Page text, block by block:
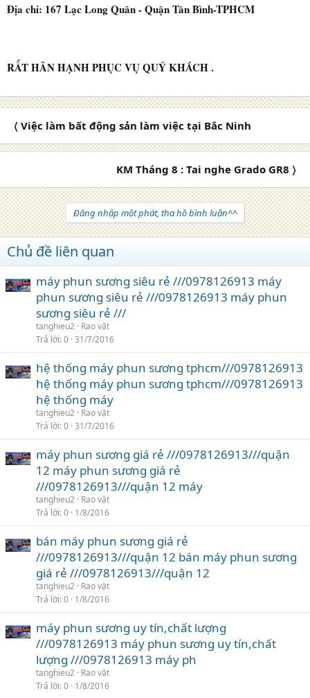
Địa chỉ: 167 Lạc Long Quân - Quận Tân Bình-TPHCM
RẤT HÂN HẠNH PHỤC VỤ QUÝ KHÁCH .
〈 Việc làm bất động sản làm việc tại Bắc Ninh
KM Tháng 8 : Tai nghe Grado GR8 〉
Đăng nhập một phát, tha hồ bình luận^^
Chủ đề liên quan
máy phun sương siêu rẻ ///0978126913 máy
phun sương siêu rẻ ///0978126913 máy phun
sương siêu rẻ ///
tanghieu2 Rao vặt
Trả lời 0 31/7/2016
hệ thống máy phun sương tphcm///0978126913
hệ thống máy phun sương tphcm///0978126913
hệ thống máy
tanghieu2 Rao vặt
Trả lời 0 31/7/2016
máy phun sương giá rẻ ///0978126913///quận
12 máy phun sương giá rẻ
///0978126913///quận 12 máy
tanghieu2 Rao vặt
Trả lời 0 1/8/2016
bán máy phun sương giá rẻ
///0978126913///quận 12 bán máy phun sương
giá rẻ ///0978126913///quận 12
tanghieu2 Rao vặt
Trả lời 0 1/8/2016
máy phun sương uy tín,chất lượng
///0978126913 máy phun sương uy tín,chất
lượng ///0978126913 máy ph
tanghieu2 Rao vặt
Trả lời 0 1/8/2016